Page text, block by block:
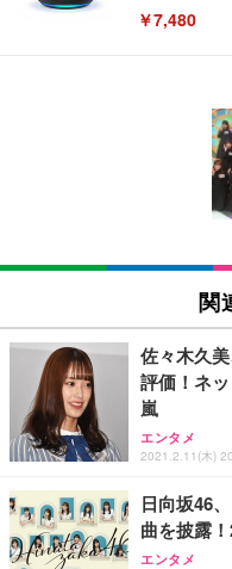
￥7,480
[EdoErgo]
い 跳ね上げ
キング pc
ン樹脂ベー
(黒網+黒枠+
SIHOO
ュチェア 人
￥27,999
Sezlife オフ
ワーク チェ
能 人間工学
レスト 3Dヘ
務用 おしゃ
Sezlife オフ
ワーク チェ
EIZO ビジ
EV3240X-
EIZO ビジネ
￥109,572
【純正品】
フック付き（
￥49,979
【整備済み
ー フルHD（
Amazonベ
回使い捨て
Amazonベー
x2袋(84枚)
￥3,234
ネオ・ルー
り 単品
￥1,800
Smart
限定】
関
佐々木久
評価！ネ
嵐
エンタメ
2021.2.11(木)
日向坂46
曲を披露
エンタメ